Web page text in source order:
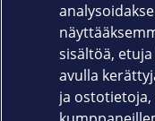
37 x 25,5 x 7 cm
sisältöä,
avulla
ja ostotietoja,